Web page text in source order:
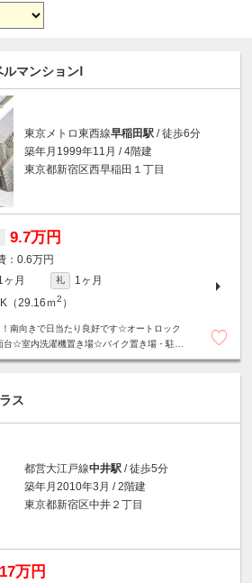
マンションⅠ
東京メトロ東西線早稲田駅 / 徒歩6分
築年月1999年11月 / 4階建
東京都新宿区西早稲田１丁目
9.7万円
0.6万円
ヶ月 礼
1ヶ月
（29.16ｍ2 ）
南向きで日当たり良好です☆オートロック
☆室内洗濯機置き場☆バイク置き場・駐輪
ス
都営大江戸線中井駅 / 徒歩5分
築年月2010年3月 / 2階建
東京都新宿区中井２丁目
17万円